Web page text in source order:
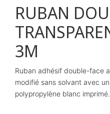
RUBAN
3M
Ruban adhésif double-face
modifié sans solvant avec
polypropylène blanc imprimé.